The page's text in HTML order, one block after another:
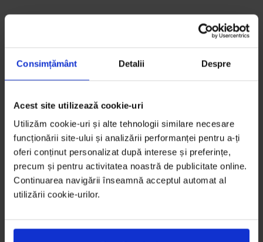
Consimțământ Detalii Despre
Acest site utilizează cookie-uri
Utilizăm cookie-uri și alte tehnologii similare necesare
funcționării site-ului și analizării performanței pentru a-ți
oferi conținut personalizat după interese și preferințe,
precum și pentru activitatea noastră de publicitate online.
Continuarea navigării înseamnă acceptul automat al
utilizării cookie-urilor.